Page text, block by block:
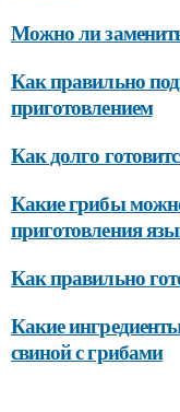
Можно ли
Как правильно
приготовлением
Как долго
Какие грибы
приготовления
Как правильно
Какие
свиной с грибами